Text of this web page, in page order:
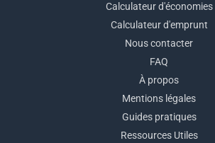
Calculateur d'économies
Calculateur d'emprunt
Nous contacter
FAQ
À propos
Mentions légales
Guides pratiques
Ressources Utiles